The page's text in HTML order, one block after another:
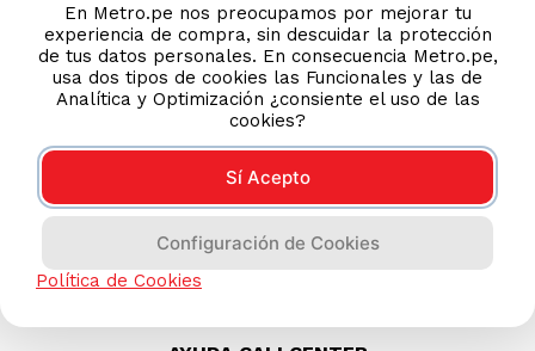
En Metro.pe nos preocupamos por mejorar tu
experiencia de compra, sin descuidar la protección
de tus datos personales. En consecuencia Metro.pe,
usa dos tipos de cookies las Funcionales y las de
Analítica y Optimización ¿consiente el uso de las
cookies?
Sí Acepto
Configuración de Cookies
Política de Cookies